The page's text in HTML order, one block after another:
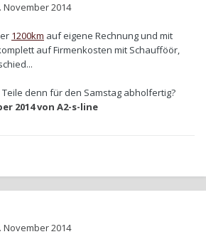
November 2014
1200km auf eigene Rechnung und mit
auf Firmenkosten mit Schaufföör,
denn für den Samstag abholfertig?
2014von A2-s-line
November 2014